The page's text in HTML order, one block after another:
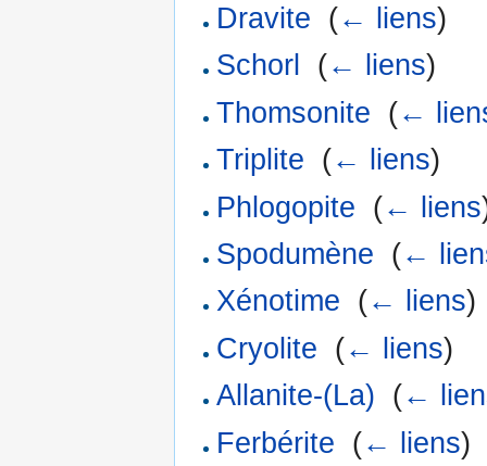
Dravite (← liens)
Schorl
(← liens)
Thomsonite (←
Triplite (← liens)
Phlogopite (← liens
Spodumène (←
Xénotime (← liens)
Cryolite (← liens)
Allanite-(La) (←
Ferbérite (← liens)